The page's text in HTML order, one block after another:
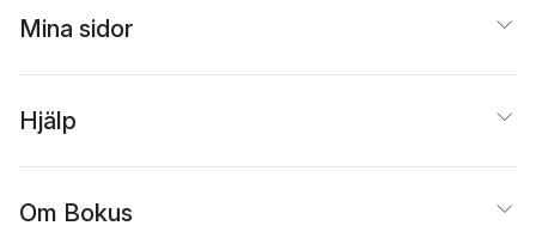
Mina sidor
Hjälp
Om Bokus